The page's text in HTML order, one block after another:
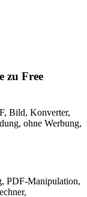
zu Free
Bild, Konverter,
ohne Werbung,
PDF-Manipulation,